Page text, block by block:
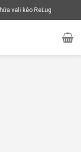
vali kéo ReLug